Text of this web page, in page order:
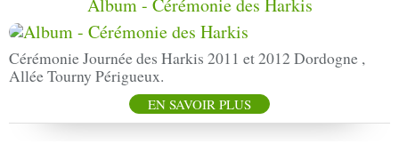
Cérémonie Journée des Harkis 2011 et 2012 Dordogne ,
Allée Tourny Périgueux.
EN SAVOIR PLUS